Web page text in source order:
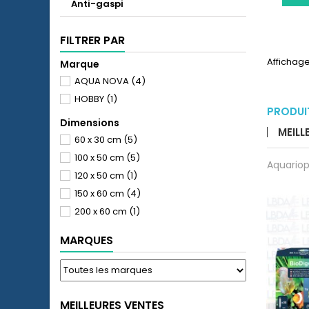
Anti-gaspi
FILTRER PAR
Marque
AQUA NOVA (4)
HOBBY (1)
Dimensions
60 x 30 cm (5)
100 x 50 cm (5)
120 x 50 cm (1)
150 x 60 cm (4)
200 x 60 cm (1)
MARQUES
MEILLEURES VENTES